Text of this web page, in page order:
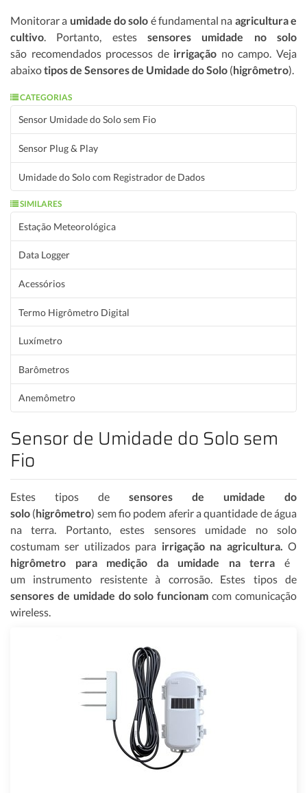
Monitorar a umidade do solo é fundamental na agricultura e
cultivo . Portanto, estes sensores umidade no solo
são recomendados processos de irrigação no campo. Veja
abaixotipos de Sensores de Umidade do Solo (higrômetro).
CATEGORIAS
Sensor Umidade do Solo sem Fio
Sensor Plug & Play
Umidade do Solo com Registrador de Dados
SIMILARES
Estação Meteorológica
Data Logger
Acessórios
Termo Higrômetro Digital
Luxímetro
Barômetros
Anemômetro
Sensor de Umidade do Solo sem
Fio
Estes tipos de sensores de umidade do
solo (higrômetro) sem fio podem aferir a quantidade de água
na terra. Portanto, estes sensores umidade no solo
costumam ser utilizados para irrigação na agricultura.O
higrômetro para medição da umidade na terra é
um instrumento resistente à corrosão. Estes tipos de
sensores de umidade do solo funcionamcom comunicação
wireless.